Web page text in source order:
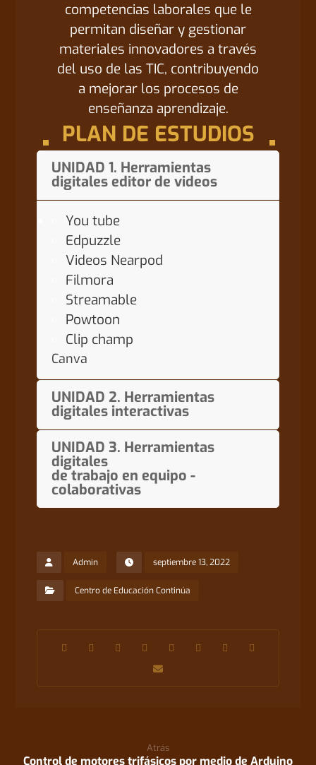
competencias laborales que le
permitan diseñar y gestionar
materiales innovadores a través
del uso de las TIC, contribuyendo
a mejorar los procesos de
enseñanza aprendizaje.
PLAN DE ESTUDIOS
UNIDAD 1. Herramientas
digitales editor de videos
You tube
Edpuzzle
Videos Nearpod
Filmora
Streamable
Powtoon
Clip champ
Canva
UNIDAD 2. Herramientas
digitales interactivas
UNIDAD 3. Herramientas
digitales
de trabajo en equipo -
colaborativas
Admin septiembre 13, 2022
Centro de Educación Continúa
Atrás
Control de motores trifásicos por medio de Arduino